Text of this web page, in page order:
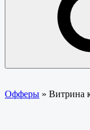
Офферы » Витрина